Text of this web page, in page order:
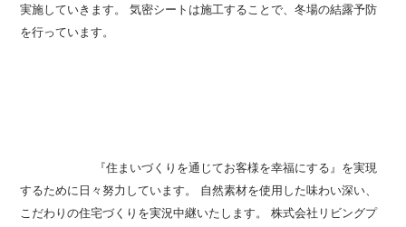
実施していきます。 気密シートは施工することで、冬場の結露予防
を行っています。
『住まいづくりを通じてお客様を幸福にする』を実現
するために日々努力しています。 自然素材を使用した味わい深い、
こだわりの住宅づくりを実況中継いたします。 株式会社リビングプ